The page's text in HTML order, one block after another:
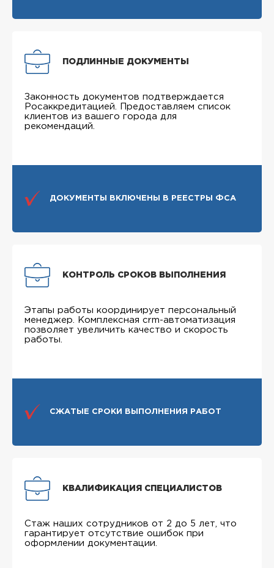
ПОДЛИННЫЕ ДОКУМЕНТЫ
Законность документов подтверждается
Росаккредитацией. Предоставляем список
клиентов из вашего города для
рекомендаций.
ДОКУМЕНТЫ ВКЛЮЧЕНЫ В РЕЕСТРЫ ФСА
КОНТРОЛЬ СРОКОВ ВЫПОЛНЕНИЯ
Этапы работы координирует персональный
менеджер. Комплексная crm-автоматизация
позволяет увеличить качество и скорость
работы.
СЖАТЫЕ СРОКИ ВЫПОЛНЕНИЯ РАБОТ
КВАЛИФИКАЦИЯ СПЕЦИАЛИСТОВ
Стаж наших сотрудников от 2 до 5 лет, что
гарантирует отсутствие ошибок при
оформлении документации.